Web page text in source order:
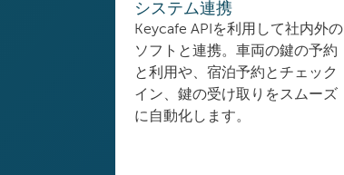
システム連携
Keycafe APIを利用して社内外の
ソフトと連携。車両の鍵の予約
と利用や、宿泊予約とチェック
イン、鍵の受け取りをスムーズ
に自動化します。